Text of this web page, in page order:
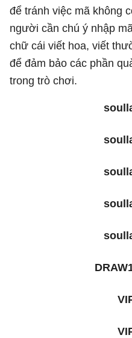
để tránh việc mã không
người cần chú ý nhập
chữ cái viết hoa, viết
để đảm bảo các phần
trong trò chơi.